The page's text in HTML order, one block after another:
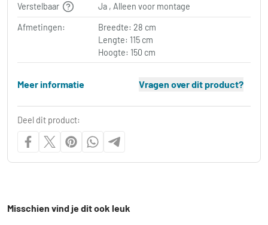
Verstelbaar
Ja , Alleen voor montage
Afmetingen:
Breedte: 28 cm
Lengte: 115 cm
Hoogte: 150 cm
Meer informatie Vragen over dit product?
Deel dit product:
Misschien vind je dit ook leuk